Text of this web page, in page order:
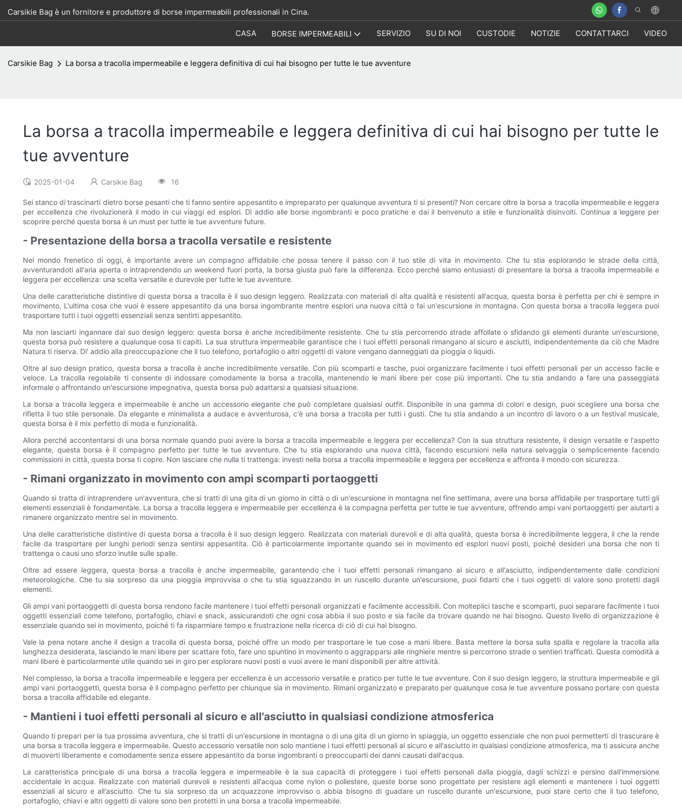
Carsikie Bag è un fornitore e produttore di borse impermeabili professionali in Cina.
CASA BORSE IMPERMEABILI SERVIZIO SU DI NOI CUSTODIE NOTIZIE CONTATTARCI VIDEO
Carsikie Bag La borsa a tracolla impermeabile e leggera definitiva di cui hai bisogno per tutte le tue avventure
La borsa a tracolla impermeabile e leggera definitiva di cui hai bisogno per tutte le
tue avventure
2025-01-04 Carsikie Bag 16
Sei stanco di trascinarti dietro borse pesanti che ti fanno sentire appesantito e impreparato per qualunque avventura ti si presenti? Non cercare oltre la borsa a tracolla impermeabile e leggera
per eccellenza che rivoluzionerà il modo in cui viaggi ed esplori. Dì addio alle borse ingombranti e poco pratiche e dai il benvenuto a stile e funzionalità disinvolti. Continua a leggere per
scoprire perché questa borsa è un must per tutte le tue avventure future.
- Presentazione della borsa a tracolla versatile e resistente
Nel mondo frenetico di oggi, è importante avere un compagno affidabile che possa tenere il passo con il tuo stile di vita in movimento. Che tu stia esplorando le strade della città,
avventurandoti all'aria aperta o intraprendendo un weekend fuori porta, la borsa giusta può fare la differenza. Ecco perché siamo entusiasti di presentare la borsa a tracolla impermeabile e
leggera per eccellenza: una scelta versatile e durevole per tutte le tue avventure.
Una delle caratteristiche distintive di questa borsa a tracolla è il suo design leggero. Realizzata con materiali di alta qualità e resistenti all'acqua, questa borsa è perfetta per chi è sempre in
movimento. L'ultima cosa che vuoi è essere appesantito da una borsa ingombrante mentre esplori una nuova città o fai un'escursione in montagna. Con questa borsa a tracolla leggera puoi
trasportare tutti i tuoi oggetti essenziali senza sentirti appesantito.
Ma non lasciarti ingannare dal suo design leggero: questa borsa è anche incredibilmente resistente. Che tu stia percorrendo strade affollate o sfidando gli elementi durante un'escursione,
questa borsa può resistere a qualunque cosa ti capiti. La sua struttura impermeabile garantisce che i tuoi effetti personali rimangano al sicuro e asciutti, indipendentemente da ciò che Madre
Natura ti riserva. Di' addio alla preoccupazione che il tuo telefono, portafoglio o altri oggetti di valore vengano danneggiati da pioggia o liquidi.
Oltre al suo design pratico, questa borsa a tracolla è anche incredibilmente versatile. Con più scomparti e tasche, puoi organizzare facilmente i tuoi effetti personali per un accesso facile e
veloce. La tracolla regolabile ti consente di indossare comodamente la borsa a tracolla, mantenendo le mani libere per cose più importanti. Che tu stia andando a fare una passeggiata
informale o affrontando un'escursione impegnativa, questa borsa può adattarsi a qualsiasi situazione.
La borsa a tracolla leggera e impermeabile è anche un accessorio elegante che può completare qualsiasi outfit. Disponibile in una gamma di colori e design, puoi scegliere una borsa che
rifletta il tuo stile personale. Da elegante e minimalista a audace e avventurosa, c'è una borsa a tracolla per tutti i gusti. Che tu stia andando a un incontro di lavoro o a un festival musicale,
questa borsa è il mix perfetto di moda e funzionalità.
Allora perché accontentarsi di una borsa normale quando puoi avere la borsa a tracolla impermeabile e leggera per eccellenza? Con la sua struttura resistente, il design versatile e l'aspetto
elegante, questa borsa è il compagno perfetto per tutte le tue avventure. Che tu stia esplorando una nuova città, facendo escursioni nella natura selvaggia o semplicemente facendo
commissioni in città, questa borsa ti copre. Non lasciare che nulla ti trattenga: investi nella borsa a tracolla impermeabile e leggera per eccellenza e affronta il mondo con sicurezza.
- Rimani organizzato in movimento con ampi scomparti portaoggetti
Quando si tratta di intraprendere un'avventura, che si tratti di una gita di un giorno in città o di un'escursione in montagna nel fine settimana, avere una borsa affidabile per trasportare tutti gli
elementi essenziali è fondamentale. La borsa a tracolla leggera e impermeabile per eccellenza è la compagna perfetta per tutte le tue avventure, offrendo ampi vani portaoggetti per aiutarti a
rimanere organizzato mentre sei in movimento.
Una delle caratteristiche distintive di questa borsa a tracolla è il suo design leggero. Realizzata con materiali durevoli e di alta qualità, questa borsa è incredibilmente leggera, il che la rende
facile da trasportare per lunghi periodi senza sentirsi appesantita. Ciò è particolarmente importante quando sei in movimento ed esplori nuovi posti, poiché desideri una borsa che non ti
trattenga o causi uno sforzo inutile sulle spalle.
Oltre ad essere leggera, questa borsa a tracolla è anche impermeabile, garantendo che i tuoi effetti personali rimangano al sicuro e all'asciutto, indipendentemente dalle condizioni
meteorologiche. Che tu sia sorpreso da una pioggia improvvisa o che tu stia sguazzando in un ruscello durante un'escursione, puoi fidarti che i tuoi oggetti di valore sono protetti dagli
elementi.
Gli ampi vani portaoggetti di questa borsa rendono facile mantenere i tuoi effetti personali organizzati e facilmente accessibili. Con molteplici tasche e scomparti, puoi separare facilmente i tuoi
oggetti essenziali come telefono, portafoglio, chiavi e snack, assicurandoti che ogni cosa abbia il suo posto e sia facile da trovare quando ne hai bisogno. Questo livello di organizzazione è
essenziale quando sei in movimento, poiché ti fa risparmiare tempo e frustrazione nella ricerca di ciò di cui hai bisogno.
Vale la pena notare anche il design a tracolla di questa borsa, poiché offre un modo per trasportare le tue cose a mani libere. Basta mettere la borsa sulla spalla e regolare la tracolla alla
lunghezza desiderata, lasciando le mani libere per scattare foto, fare uno spuntino in movimento o aggrapparsi alle ringhiere mentre si percorrono strade o sentieri trafficati. Questa comodità a
mani libere è particolarmente utile quando sei in giro per esplorare nuovi posti e vuoi avere le mani disponibili per altre attività.
Nel complesso, la borsa a tracolla impermeabile e leggera per eccellenza è un accessorio versatile e pratico per tutte le tue avventure. Con il suo design leggero, la struttura impermeabile e gli
ampi vani portaoggetti, questa borsa è il compagno perfetto per chiunque sia in movimento. Rimani organizzato e preparato per qualunque cosa le tue avventure possano portare con questa
borsa a tracolla affidabile ed elegante.
- Mantieni i tuoi effetti personali al sicuro e all'asciutto in qualsiasi condizione atmosferica
Quando ti prepari per la tua prossima avventura, che si tratti di un'escursione in montagna o di una gita di un giorno in spiaggia, un oggetto essenziale che non puoi permetterti di trascurare è
una borsa a tracolla leggera e impermeabile. Questo accessorio versatile non solo mantiene i tuoi effetti personali al sicuro e all'asciutto in qualsiasi condizione atmosferica, ma ti assicura anche
di muoverti liberamente e comodamente senza essere appesantito da borse ingombranti o preoccuparti dei danni causati dall'acqua.
La caratteristica principale di una borsa a tracolla leggera e impermeabile è la sua capacità di proteggere i tuoi effetti personali dalla pioggia, dagli schizzi e persino dall'immersione
accidentale in acqua. Realizzate con materiali durevoli e resistenti all'acqua come nylon o poliestere, queste borse sono progettate per resistere agli elementi e mantenere i tuoi oggetti
essenziali al sicuro e all'asciutto. Che tu sia sorpreso da un acquazzone improvviso o abbia bisogno di guadare un ruscello durante un'escursione, puoi stare certo che il tuo telefono,
portafoglio, chiavi e altri oggetti di valore sono ben protetti in una borsa a tracolla impermeabile.